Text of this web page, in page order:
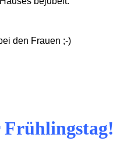
den Frauen ;-)